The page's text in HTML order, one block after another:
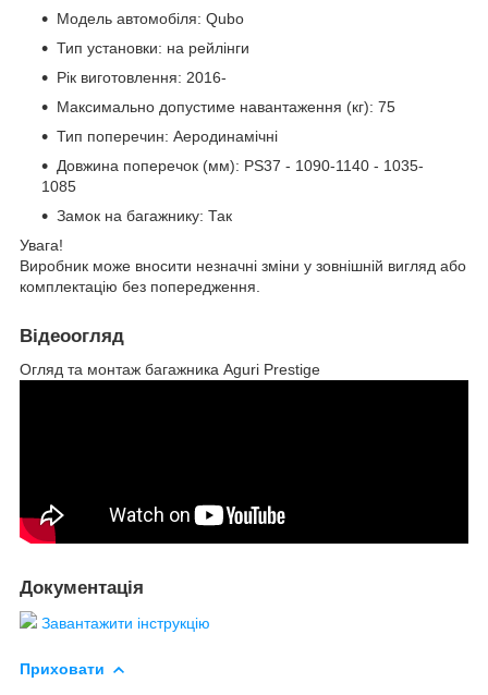
Модель автомобіля: Qubo
Тип установки: на рейлінги
Рік виготовлення: 2016-
Максимально допустиме навантаження (кг): 75
Тип поперечин: Аеродинамічні
Довжина поперечок (мм): PS37 - 1090-1140 - 1035-
1085
Замок на багажнику: Так
Увага!
Виробник може вносити незначні зміни у зовнішній вигляд або
комплектацію без попередження.
Відеоогляд
Огляд та монтаж багажника Aguri Prestige
Документація
Завантажити інструкцію
Приховати